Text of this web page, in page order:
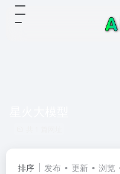
排序 发布 更新 浏览